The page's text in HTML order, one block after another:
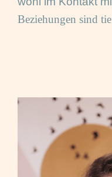
Beziehungen sind